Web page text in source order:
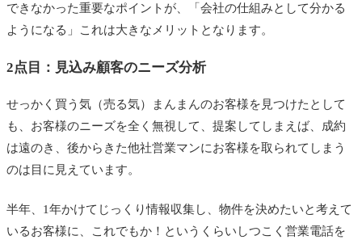
できなかった重要なポイントが、「会社の仕組みとして分かる
ようになる」これは大きなメリットとなります。
2点目：見込み顧客のニーズ分析
せっかく買う気（売る気）まんまんのお客様を見つけたとして
も、お客様のニーズを全く無視して、提案してしまえば、成約
は遠のき、後からきた他社営業マンにお客様を取られてしまう
のは目に見えています。
半年、1年かけてじっくり情報収集し、物件を決めたいと考えて
いるお客様に、これでもか！というくらいしつこく営業電話を